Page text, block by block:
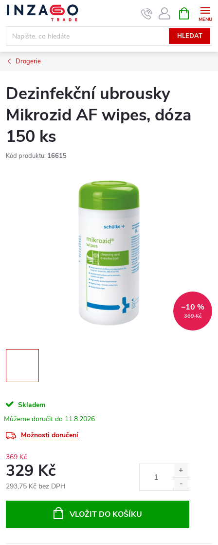
Přejít
obsah
HLEDAT
NÁKUPNÍ
KOŠÍK
Drogerie
Dezinfekční ubrousky
Mikrozid AF wipes, dóza
150 ks
Kód produktu: 16615
369 Kč
–10 %
Skladem
11.8.2026
Možnosti doručení
369 Kč
329 Kč
293,75 Kč bez DPH
VLOŽIT DO KOŠÍKU